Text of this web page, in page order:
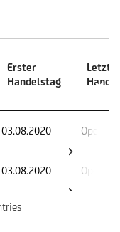
Erster
Handelstag
Letzter
Handelstag
03.08.2020 Open
03.08.2020 Open